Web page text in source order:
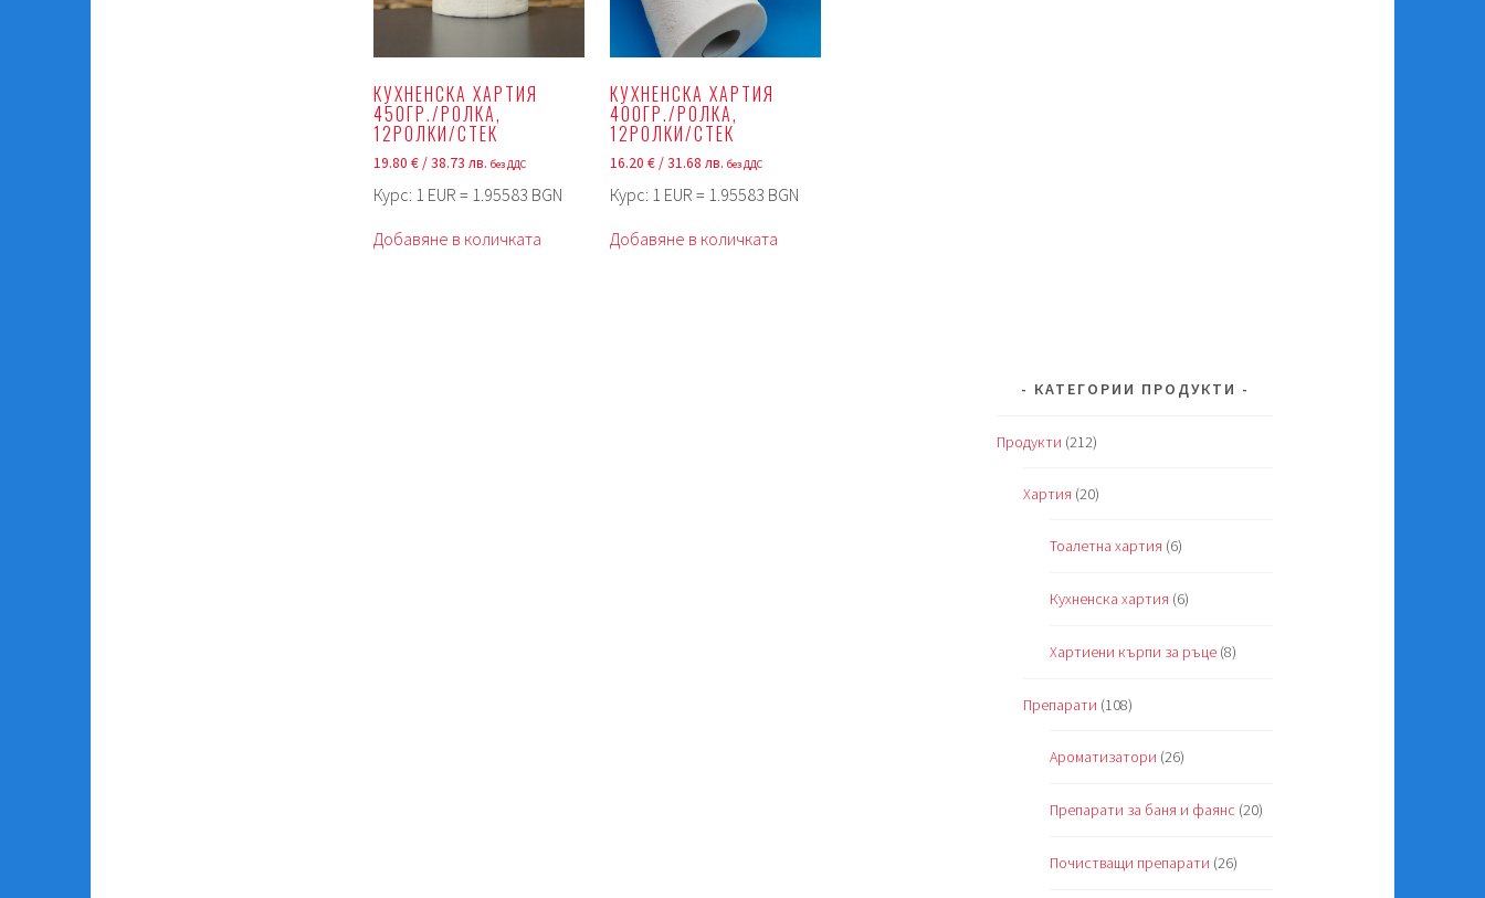
КУХНЕНСКА ХАРТИЯ
450ГР./РОЛКА,
12РОЛКИ/СТЕК
19.80 €/ 38.73 лв. без ДДС
Курс: 1 EUR = 1.95583 BGN
Добавяне в количката
КУХНЕНСКА ХАРТИЯ
400ГР./РОЛКА,
12РОЛКИ/СТЕК
16.20€/ 31.68 лв.без ДДС
Курс: 1 EUR = 1.95583 BGN
Добавяне в количката
КАТЕГОРИИ ПРОДУКТИ
Продукти (212)
Хартия (20)
Тоалетна хартия (6)
Кухненска хартия (6)
Хартиени кърпи за ръце (8)
Препарати (108)
Ароматизатори (26)
Препарати за баня и фаянс (20)
Почистващи препарати (26)